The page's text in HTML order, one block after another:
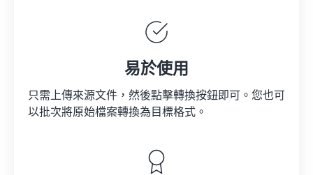
易於使用
只需上傳來源文件，然後點擊轉換按鈕即可。您也可
以批次將原始檔案轉換為目標格式。